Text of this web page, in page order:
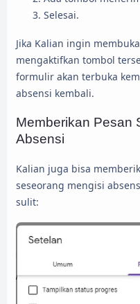
Selesai.
Jika Kalian ingin
mengaktifkan tombol
formulir akan terbuka
absensi kembali.
Memberikan Pesan
Absensi
Kalian juga bisa
seseorang mengisi
sulit: